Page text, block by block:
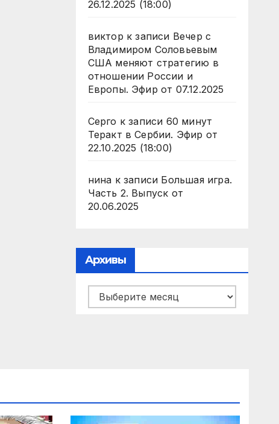
26.12.2025 (18:00)
виктор к записи Вечер с
Владимиром Соловьевым
США меняют стратегию в
отношении России и
Европы. Эфир от 07.12.2025
Серго к записи 60 минут
Теракт в Сербии. Эфир от
22.10.2025 (18:00)
нина к записи Большая игра.
Часть 2. Выпуск от
20.06.2025
Архивы
Архивы